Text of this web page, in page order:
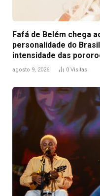
Fafá de Belém chega
personalidade do
intensidade das
agosto 9, 2026 0 Visitas